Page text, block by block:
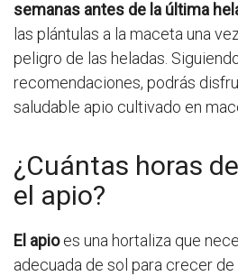
semanas antes de la última
las plántulas a la maceta una
peligro de las heladas.
recomendaciones, podrás
saludable apio cultivado en
¿Cuántas horas
el apio?
El apioes una hortaliza que
adecuada de sol para crecer de